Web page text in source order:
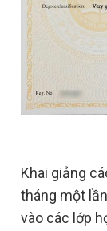
Khai giảng
tháng một
vào các lớp